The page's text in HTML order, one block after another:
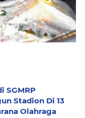
SGMRP
Stadion Di 13
Olahraga